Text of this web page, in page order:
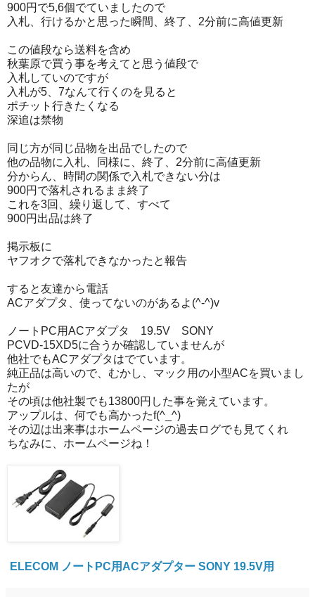
900円で5,6個でていましたので
入札、行けるかと思った瞬間、終了、2分前に高値更新
この値段なら送料を含め
秋葉原で買う事を考えてと思う値段で
入札していのですが
入札が5、7なんて行くのを見ると
ポチット行きたくなる
深追は禁物
同じ方が同じ品物を出品でしたので
他の品物に入札、同様に、終了、2分前に高値更新
分からん、時間の関係で入札できない分は
900円で落札されるまま終了
これを3回、繰り返して、すべて
900円出品は終了
掲示板に
ヤフオクで落札できなかったと報告
すると友達から電話
ACアダプタ、使ってないのがあるよ(^-^)v
ノートPC用ACアダプタ 19.5V SONY
PCVD-15XD5に合うか確認していませんが
他社でもACアダプタはでています。
純正品は高いので、むかし、マック用の小型ACを買いまし
たが
その頃は他社製でも13800円した事を覚えています。
アップルは、何でも高かったf(^_^)
その辺は出来事はホームページの過去ログでも見てくれ
ちなみに、ホームページね！
ELECOM ノートPC用ACアダプター SONY 19.5V用